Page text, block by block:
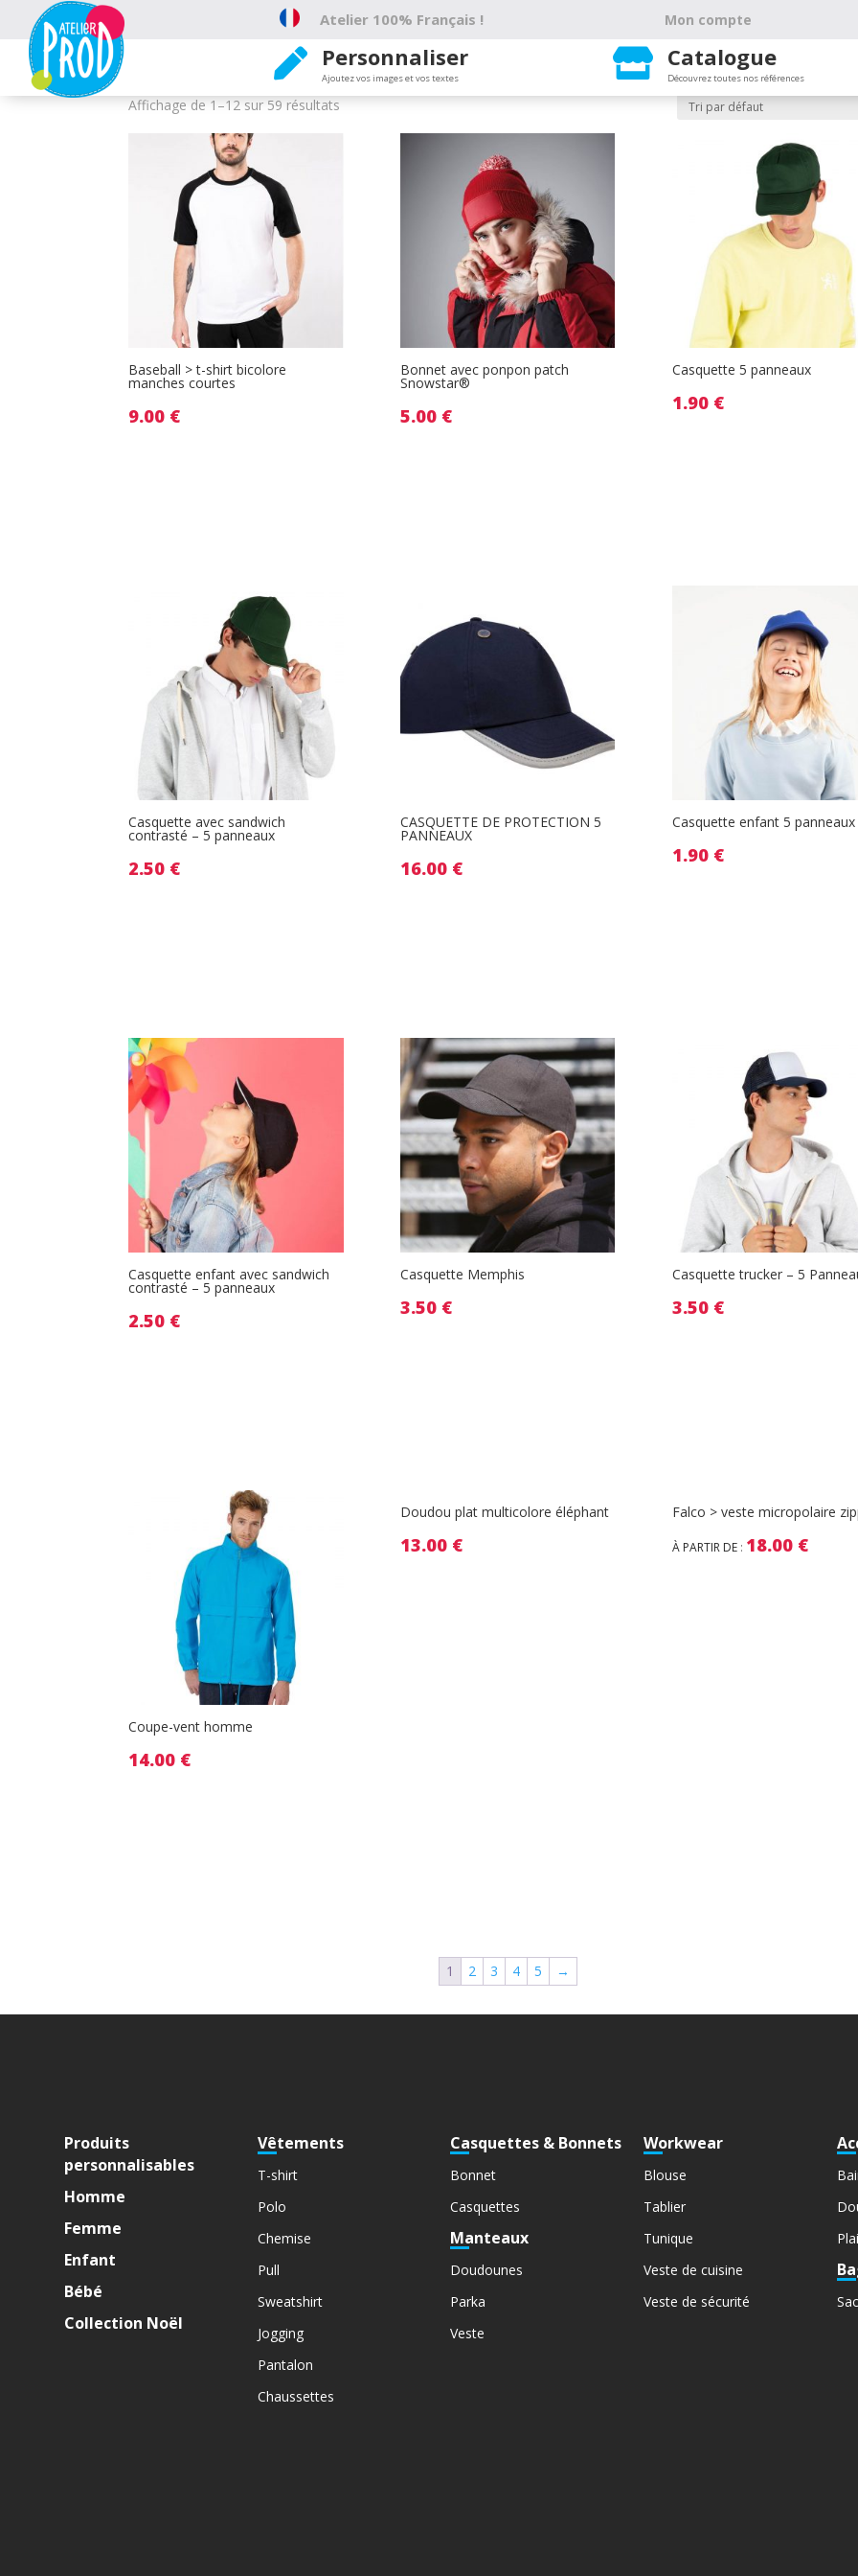
Atelier 100% Français ! Mon compte
 Personnaliser
Ajoutez vos images et vos textes  Catalogue
Découvrez toutes nos références
Affichage de 1–12 sur 59 résultats
Baseball > t-shirt bicolore
manches courtes
9.00 €
Bonnet avec ponpon patch
Snowstar®
5.00 €
Casquette 5 panneaux
1.90 €
Casquette avec sandwich
contrasté – 5 panneaux
2.50 €
CASQUETTE DE PROTECTION 5
PANNEAUX
16.00 €
Casquette enfant 5 panneaux
1.90 €
Casquette enfant avec sandwich
contrasté – 5 panneaux
2.50 €
Casquette Memphis
3.50 €
Casquette trucker – 5
3.50 €
Coupe-vent homme
14.00 €
Doudou plat multicolore éléphant
13.00 €
Falco > veste micropolaire
À PARTIR DE : 18.00 €
1 2 3 4 5 →
Produits
personnalisables
Homme
Femme
Enfant
Bébé
Collection Noël
Vêtements
T-shirt
Polo
Chemise
Pull
Sweatshirt
Jogging
Pantalon
Chaussettes
Casquettes & Bonnets
Bonnet
Casquettes
Manteaux
Doudounes
Parka
Veste
Workwear
Blouse
Tablier
Tunique
Veste de cuisine
Veste de sécurité